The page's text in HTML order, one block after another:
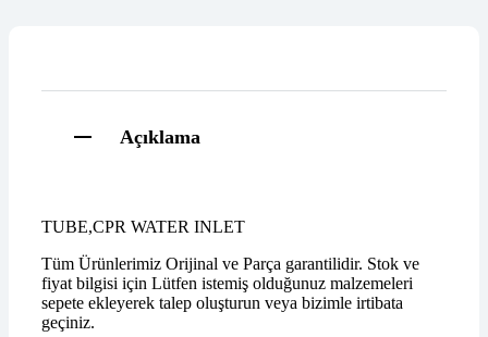
Açıklama
TUBE,CPR WATER INLET
Tüm Ürünlerimiz Orijinal ve Parça garantilidir. Stok ve
fiyat bilgisi için Lütfen istemiş olduğunuz malzemeleri
sepete ekleyerek talep oluşturun veya bizimle irtibata
geçiniz.